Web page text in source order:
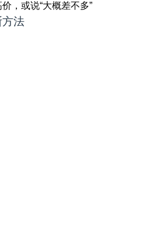
，或说“大概差不多”
方法